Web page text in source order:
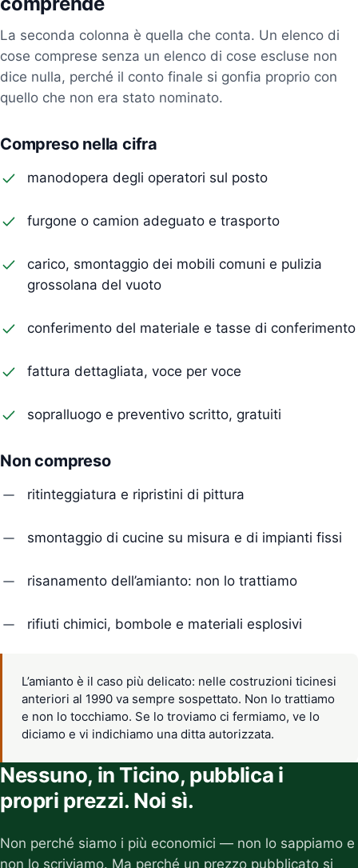
La seconda colonna è quella che conta. Un elenco di
cose comprese senza un elenco di cose escluse non
dice nulla, perché il conto finale si gonfia proprio con
quello che non era stato nominato.
Compreso nella cifra
manodopera degli operatori sul posto
furgone o camion adeguato e trasporto
carico, smontaggio dei mobili comuni e pulizia
grossolana del vuoto
conferimento del materiale e tasse di conferimento
fattura dettagliata, voce per voce
sopralluogo e preventivo scritto, gratuiti
Non compreso
ritinteggiatura e ripristini di pittura
smontaggio di cucine su misura e di impianti fissi
risanamento dell’amianto: non lo trattiamo
rifiuti chimici, bombole e materiali esplosivi
L’amianto è il caso più delicato: nelle costruzioni ticinesi
anteriori al 1990 va sempre sospettato. Non lo trattiamo
e non lo tocchiamo. Se lo troviamo ci fermiamo, ve lo
diciamo e vi indichiamo una ditta autorizzata.
Nessuno, in Ticino, pubblica i
propri prezzi. Noi sì.
Non perché siamo i più economici — non lo sappiamo e
non lo scriviamo. Ma perché un prezzo pubblicato si